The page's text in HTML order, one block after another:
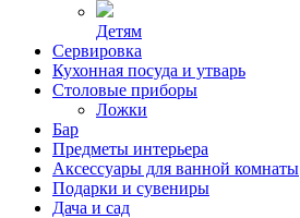
Детям
Сервировка
Кухонная посуда и утварь
Столовые приборы
Ложки
Бар
Предметы интерьера
Аксессуары для ванной комнаты
Подарки и сувениры
Дача и сад